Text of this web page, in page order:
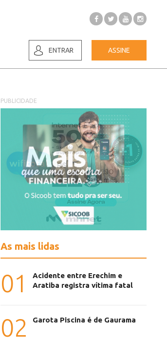
ENTRAR ASSINE
PUBLICIDADE
As mais lidas
01
Acidente entre Erechim e
Aratiba registra vítima fatal
02 Garota Piscina é de Gaurama